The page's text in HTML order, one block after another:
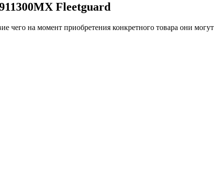
Fleetguard
чего на момент приобретения конкретного товара они могут